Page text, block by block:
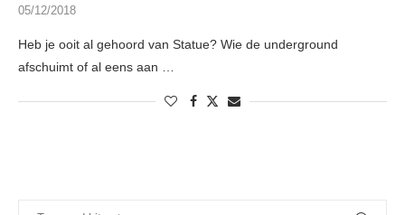
05/12/2018
Heb je ooit al gehoord van Statue? Wie de underground
afschuimt of al eens aan …